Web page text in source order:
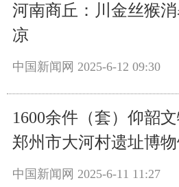
河南商丘：川金丝猴
凉
中国新闻网 2025-6-12 09:30
1600余件（套）仰韶
郑州市大河村遗址博
中国新闻网 2025-6-11 11:27